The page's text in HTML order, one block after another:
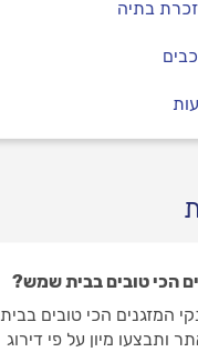
בתיה
הכי טובים בבית שמש?
המזגנים הכי טובים בבית
ותבצעו מיון על פי דירוג